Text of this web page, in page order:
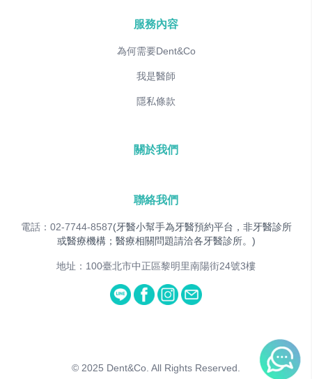
服務內容
為何需要Dent&Co
我是醫師
隱私條款
關於我們
聯絡我們
電話：02-7744-8587(牙醫小幫手為牙醫預約平台，非牙醫診所
或醫療機構；醫療相關問題請洽各牙醫診所。)
地址：100臺北市中正區黎明里南陽街24號3樓
© 2025 Dent&Co. All Rights Reserved.